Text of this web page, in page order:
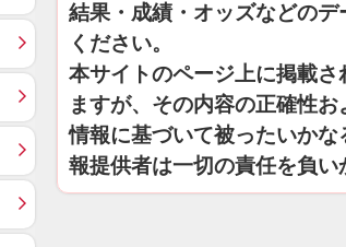
結果・成績・オッズなどの
ください。
本サイトのページ上に掲載
ますが、その内容の正確性
情報に基づいて被ったいか
報提供者は一切の責任を負い